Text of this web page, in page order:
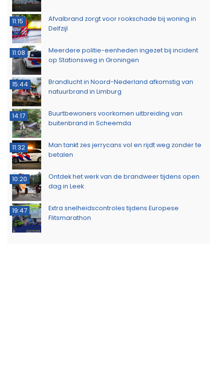
11:15
Afvalbrand zorgt voor rookschade bij woning in
Delfzijl
11:08
Meerdere politie-eenheden ingezet bij incident
op Stationsweg in Groningen
15:44
Brandlucht in Noord-Nederland afkomstig van
natuurbrand in Limburg
14:17
Buurtbewoners voorkomen uitbreiding van
buitenbrand in Scheemda
11:32
Man tankt zes jerrycans vol en rijdt weg zonder te
betalen
10:20
Ontdek het werk van de brandweer tijdens open
dag in Leek
19:47
Extra snelheidscontroles tijdens Europese
Flitsmarathon